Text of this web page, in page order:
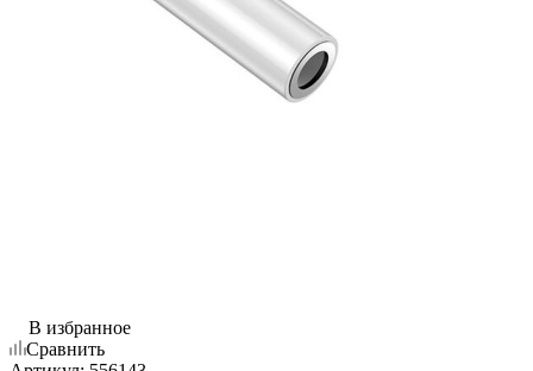
В избранное
Сравнить